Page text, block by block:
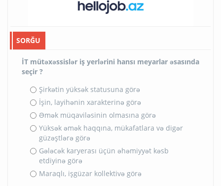
SORĞU
İT mütəxəssislər iş yerlərini hansı meyarlar əsasında
seçir ?
Şirkətin yüksək statusuna görə
İşin, layihənin xarakterinə görə
Əmək müqaviləsinin olmasına görə
Yüksək əmək haqqına, mükafatlara və digər
güzəştlərə görə
Gələcək karyerası üçün əhəmiyyət kəsb
etdiyinə görə
Maraqlı, işgüzar kollektivə görə